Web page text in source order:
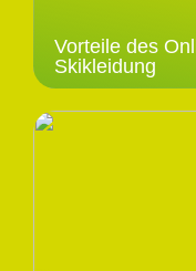
Vorteile des
Skikleidung